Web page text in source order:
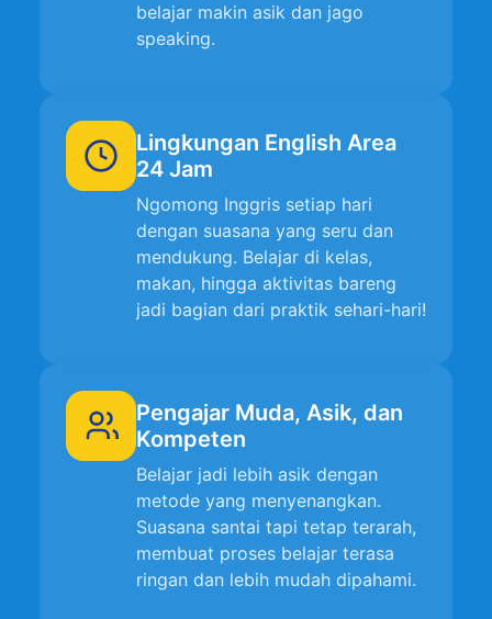
belajar makin asik dan jago
speaking.
Lingkungan English Area
24 Jam
Ngomong Inggris setiap hari
dengan suasana yang seru dan
mendukung. Belajar di kelas,
makan, hingga aktivitas bareng
jadi bagian dari praktik sehari-hari!
Pengajar Muda, Asik, dan
Kompeten
Belajar jadi lebih asik dengan
metode yang menyenangkan.
Suasana santai tapi tetap terarah,
membuat proses belajar terasa
ringan dan lebih mudah dipahami.